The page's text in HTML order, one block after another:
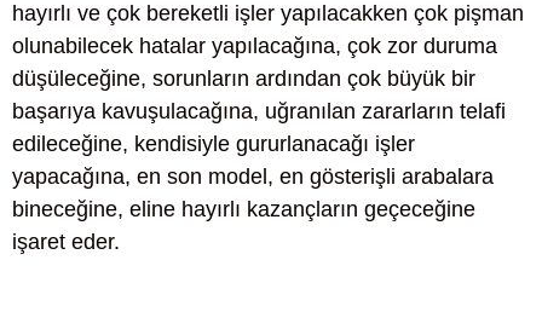
hayırlı ve çok bereketli işler yapılacakken çok pişman
olunabilecek hatalar yapılacağına, çok zor duruma
düşüleceğine, sorunların ardından çok büyük bir
başarıya kavuşulacağına, uğranılan zararların telafi
edileceğine, kendisiyle gururlanacağı işler
yapacağına, en son model, en gösterişli arabalara
bineceğine, eline hayırlı kazançların geçeceğine
işaret eder.